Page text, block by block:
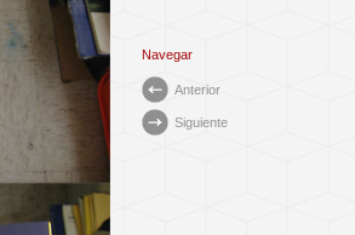
Navegar
Anterior
Siguiente